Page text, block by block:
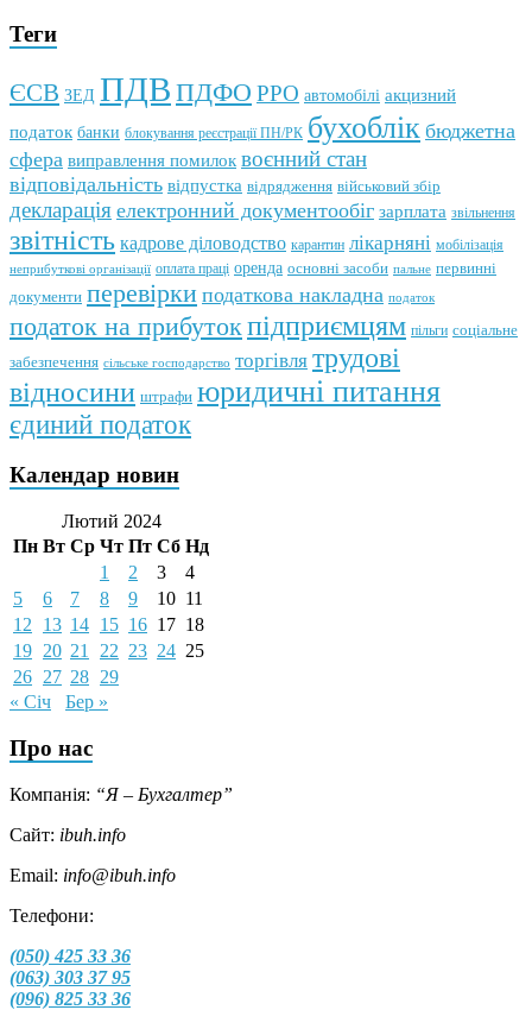
Теги
ЄСВ ЗЕД ПДВ ПДФО РРО автомобілі акцизний
податок банки блокування реєстрації ПН/РК бухоблік бюджетна
сфера виправлення помилок воєнний стан
відповідальність відпустка відрядження військовий збір
декларація електронний документообіг зарплата звільнення
звітність кадрове діловодство карантин лікарняні мобілізація
неприбуткові організації оплата праці оренда основні засоби пальне первинні
документи перевірки податкова накладна податок
податок на прибуток підприємцям пільги соціальне
забезпечення сільське господарство торгівля трудові
відносини штрафи юридичні питання
єдиний податок
Календар новин
Лютий 2024
Пн Вт Ср Чт Пт Сб Нд
1
2 3
4
5
6 7 8 9 10 11
12
13 14 15 16 17 18
19 20 21 22 23 24 25
26 27 28 29
« Січ
Бер »
Про нас
Компанія: “Я – Бухгалтер”
Сайт: ibuh.info
Email: info@ibuh.info
Телефони:
(050) 425 33 36
(063) 303 37 95
(096) 825 33 36